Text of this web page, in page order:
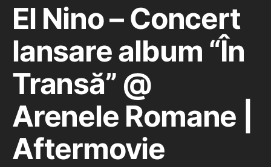
El Nino – Concert
lansare album “În
Transă” @
Arenele Romane |
Aftermovie